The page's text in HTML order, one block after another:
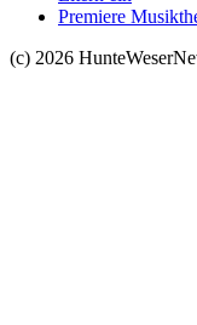
Premiere
(c) 2026